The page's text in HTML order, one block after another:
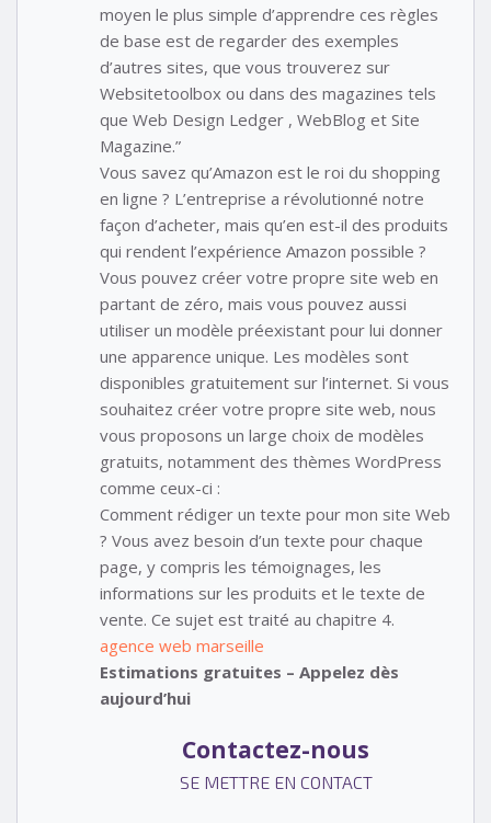
moyen le plus simple d’apprendre ces règles
de base est de regarder des exemples
d’autres sites, que vous trouverez sur
Websitetoolbox ou dans des magazines tels
que Web Design Ledger , WebBlog et Site
Magazine.”
Vous savez qu’Amazon est le roi du shopping
en ligne ? L’entreprise a révolutionné notre
façon d’acheter, mais qu’en est-il des produits
qui rendent l’expérience Amazon possible ?
Vous pouvez créer votre propre site web en
partant de zéro, mais vous pouvez aussi
utiliser un modèle préexistant pour lui donner
une apparence unique. Les modèles sont
disponibles gratuitement sur l’internet. Si vous
souhaitez créer votre propre site web, nous
vous proposons un large choix de modèles
gratuits, notamment des thèmes WordPress
comme ceux-ci :
Comment rédiger un texte pour mon site Web
? Vous avez besoin d’un texte pour chaque
page, y compris les témoignages, les
informations sur les produits et le texte de
vente. Ce sujet est traité au chapitre 4.
agence web marseille
Estimations gratuites – Appelez dès
aujourd’hui
Contactez-nous
SE METTRE EN CONTACT